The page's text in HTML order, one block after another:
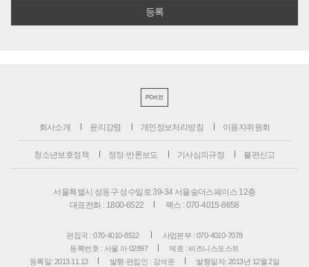
PC버전
회사소개 윤리강령 개인정보처리방침 이용자위원회
청소년보호정책 정정·반론보도 기사심의규정 불편신고
서울특별시 성동구 성수일로 39-34 서울숲더스페이스 12층
대표전화 : 1800-6522
팩스 : 070-4015-8658
편집국 : 070-4010-8512
사업본부 : 070-4010-7078
등록번호 : 서울 아 02897
제호 : 비즈니스포스트
등록일: 2013.11.13
발행·편집인 : 강석운 발행일자: 2013년 12월 2일